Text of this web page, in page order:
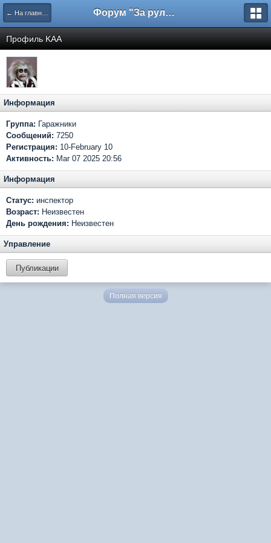
← На главную Форум "За рулем"
Профиль KAA
Информация
Группа: Гаражники
Сообщений: 7250
Регистрация: 10-February 10
Активность: Mar 07 2025 20:56
Информация
Статус: инспектор
Возраст: Неизвестен
День рождения: Неизвестен
Управление
Публикации
Полная версия